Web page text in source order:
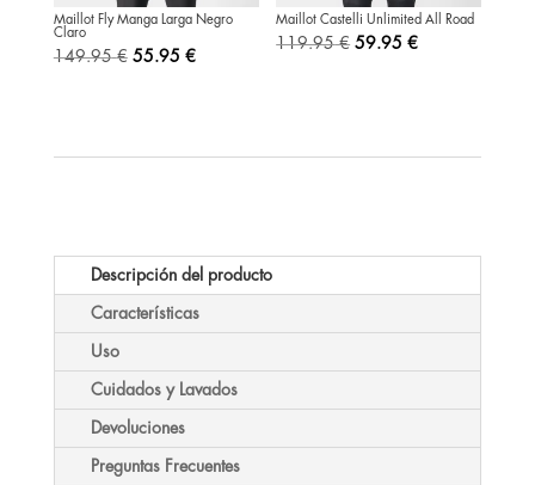
Maillot Fly Manga Larga Negro
Claro
149.95 € El
55.95 €El
Maillot Castelli Unlimited All Road
119.95 € El
59.95 €El
Descripción del producto
Características
Uso
Cuidados y Lavados
Devoluciones
Preguntas Frecuentes